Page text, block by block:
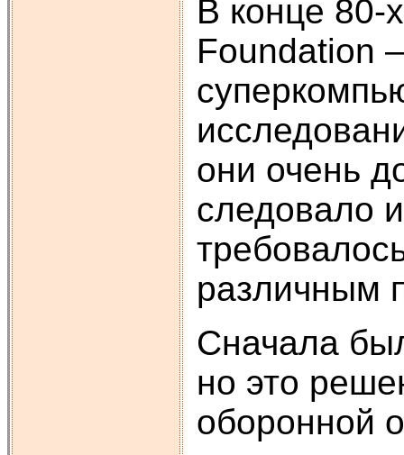
В конце
Foundation
они очень
следовало
различным
Сначала
но это
оборонной